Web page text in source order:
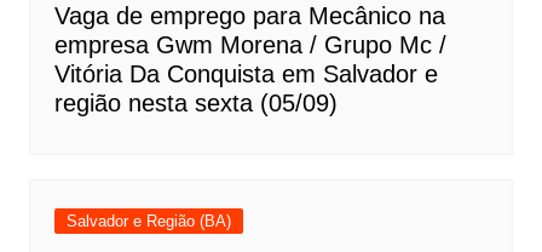
Vaga de emprego para Mecânico na
empresa Gwm Morena / Grupo Mc /
Vitória Da Conquista em Salvador e
região nesta sexta (05/09)
Salvador e Região (BA)